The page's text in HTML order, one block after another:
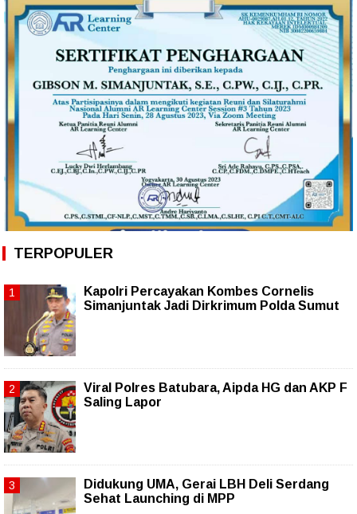
TERPOPULER
Kapolri Percayakan Kombes Cornelis
Simanjuntak Jadi Dirkrimum Polda Sumut
Viral Polres Batubara, Aipda HG dan AKP F
Saling Lapor
Didukung UMA, Gerai LBH Deli Serdang
Sehat Launching di MPP